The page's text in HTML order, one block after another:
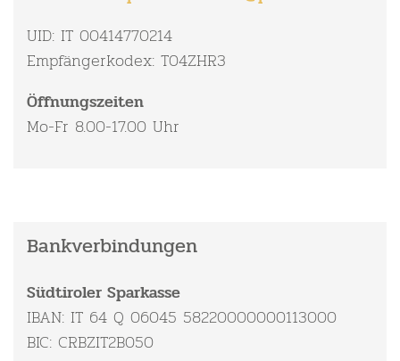
UID: IT 00414770214
Empfängerkodex: T04ZHR3
Öffnungszeiten
Mo-Fr 8.00-17.00 Uhr
Bankverbindungen
Südtiroler Sparkasse
IBAN: IT 64 Q 06045 58220000000113000
BIC: CRBZIT2B050